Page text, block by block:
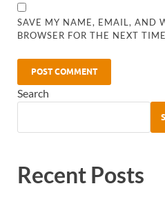
SAVE MY NAME, EMAIL, AND
BROWSER FOR THE NEXT
Search
Recent Posts